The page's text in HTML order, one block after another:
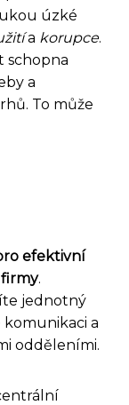
úzké
a korupce.
schopna
a
To může
efektivní
.
jednotný
a
odděleními.